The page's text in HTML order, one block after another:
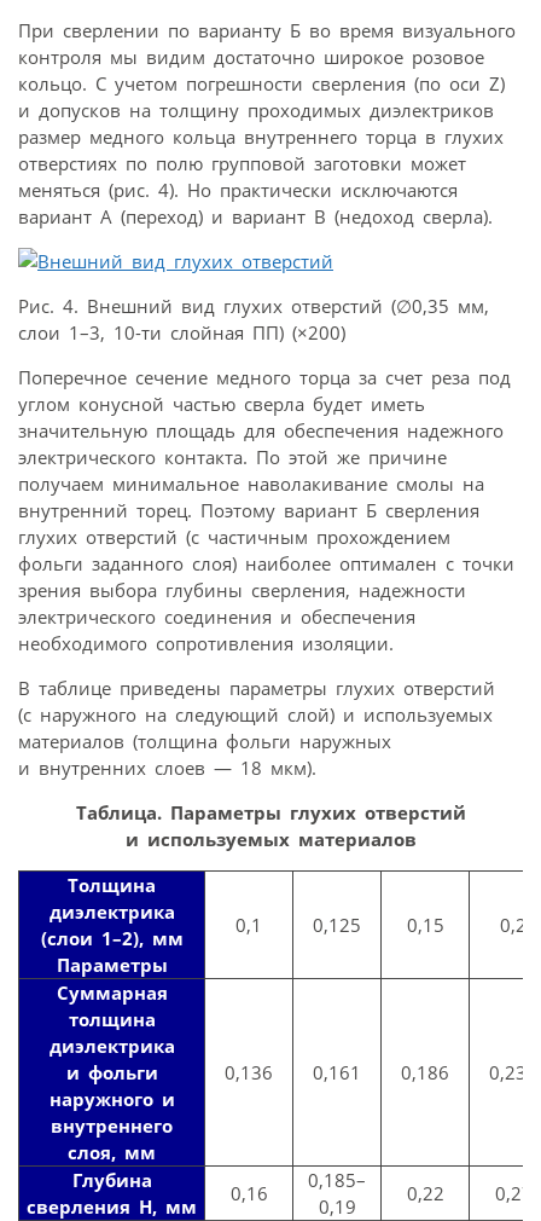
При сверлении по варианту Б во время визуального
контроля мы видим достаточно широкое розовое
кольцо. С учетом погрешности сверления (по оси Z)
и допусков на толщину проходимых диэлектриков
размер медного кольца внутреннего торца в глухих
отверстиях по полю групповой заготовки может
меняться (рис. 4). Но практически исключаются
вариант А (переход) и вариант В (недоход сверла).
Рис. 4. Внешний вид глухих отверстий (∅0,35 мм,
слои 1–3, 10-ти слойная ПП) (×200)
Поперечное сечение медного торца за счет реза под
углом конусной частью сверла будет иметь
значительную площадь для обеспечения надежного
электрического контакта. По этой же причине
получаем минимальное наволакивание смолы на
внутренний торец. Поэтому вариант Б сверления
глухих отверстий (с частичным прохождением
фольги заданного слоя) наиболее оптимален с точки
зрения выбора глубины сверления, надежности
электрического соединения и обеспечения
необходимого сопротивления изоляции.
В таблице приведены параметры глухих отверстий
(с наружного на следующий слой) и используемых
материалов (толщина фольги наружных
и внутренних слоев — 18 мкм).
Таблица. Параметры глухих отверстий
и используемых материалов
Толщина
диэлектрика
(слои 1–2), мм
Параметры
0,1 0,125 0,15 0,2
Суммарная
толщина
диэлектрика
и фольги
наружного и
внутреннего
слоя, мм
0,136 0,161 0,186 0,236
Глубина
сверления Н, мм
0,16
0,185–
0,19
0,22
0,27